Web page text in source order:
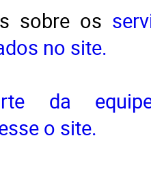
sobre os
no site.
da
o site.